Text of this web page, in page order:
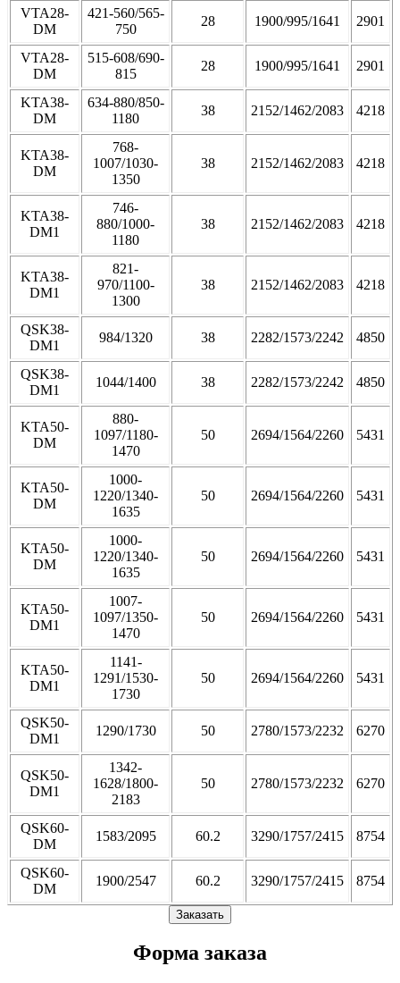
VTA28-
DM
421-560/565-
750
28 1900/995/1641 2901
VTA28-
DM
515-608/690-
815
28 1900/995/1641 2901
KTA38-
DM
634-880/850-
1180
38 2152/1462/2083 4218
KTA38-
DM
768-
1007/1030-
1350
38 2152/1462/2083 4218
KTA38-
DM1
746-
880/1000-
1180
38 2152/1462/2083 4218
KTA38-
DM1
821-
970/1100-
1300
38 2152/1462/2083 4218
QSK38-
DM1
984/1320 38 2282/1573/2242 4850
QSK38-
DM1
1044/1400 38 2282/1573/2242 4850
KTA50-
DM
880-
1097/1180-
1470
50 2694/1564/2260 5431
KTA50-
DM
1000-
1220/1340-
1635
50 2694/1564/2260 5431
KTA50-
DM
1000-
1220/1340-
1635
50 2694/1564/2260 5431
KTA50-
DM1
1007-
1097/1350-
1470
50 2694/1564/2260 5431
KTA50-
DM1
1141-
1291/1530-
1730
50 2694/1564/2260 5431
QSK50-
DM1
1290/1730 50 2780/1573/2232 6270
QSK50-
DM1
1342-
1628/1800-
2183
50 2780/1573/2232 6270
QSK60-
DM
1583/2095 60.2 3290/1757/2415 8754
QSK60-
DM
1900/2547 60.2 3290/1757/2415 8754
Заказать
Форма заказа